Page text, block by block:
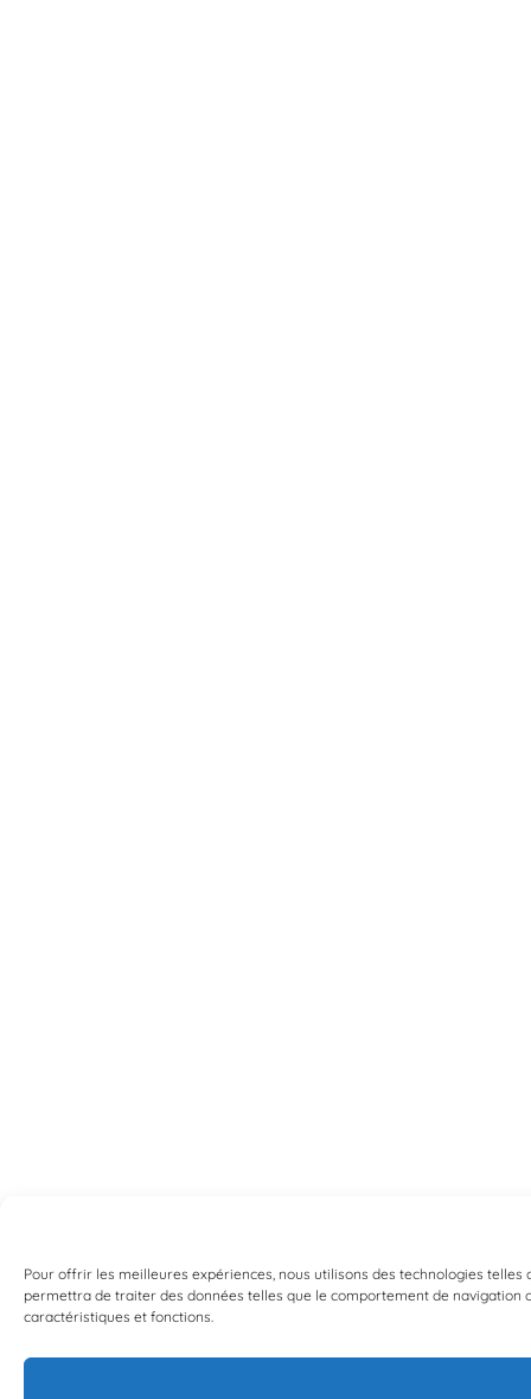
Pour offrir les meilleures expériences, nous utilisons des technologies
permettra de traiter des données telles que le comportement de
caractéristiques et fonctions.